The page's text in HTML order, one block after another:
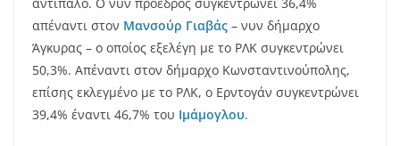
απέναντι στον Μανσούρ Γιαβάς – νυν δήμαρχο
Άγκυρας – ο οποίος εξελέγη με το ΡΛΚ συγκεντρώνει
50,3%. Απέναντι στον δήμαρχο Κωνσταντινούπολης,
επίσης εκλεγμένο με το ΡΛΚ, ο Ερντογάν συγκεντρώνει
39,4% έναντι 46,7% του Ιμάμογλου.